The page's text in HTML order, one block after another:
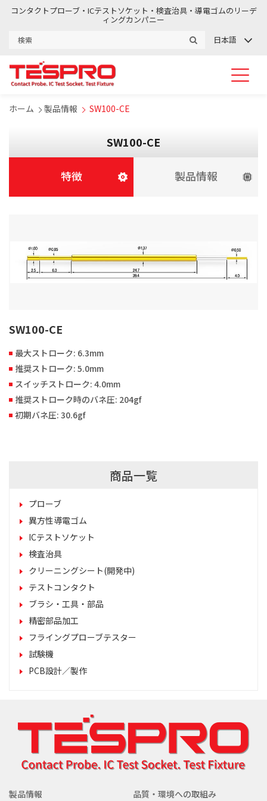
コンタクトプローブ・ICテストソケット・検査治具・導電ゴムのリーデ
ィングカンパニー
日本語
ホーム 製品情報 SW100-CE
SW100-CE
特徴 製品情報
SW100-CE
最大ストローク: 6.3mm
推奨ストローク: 5.0mm
スイッチストローク: 4.0mm
推奨ストローク時のバネ圧: 204gf
初期バネ圧: 30.6gf
商品一覧
プローブ
異方性導電ゴム
ICテストソケット
検査治具
クリーニングシート(開発中)
テストコンタクト
ブラシ・工具・部品
精密部品加工
フライングプローブテスター
試験機
PCB設計／製作
製品情報 品質・環境への取組み